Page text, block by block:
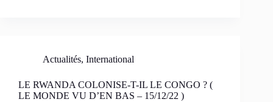
Actualités, International
LE RWANDA COLONISE-T-IL LE CONGO ? (
LE MONDE VU D’EN BAS – 15/12/22 )